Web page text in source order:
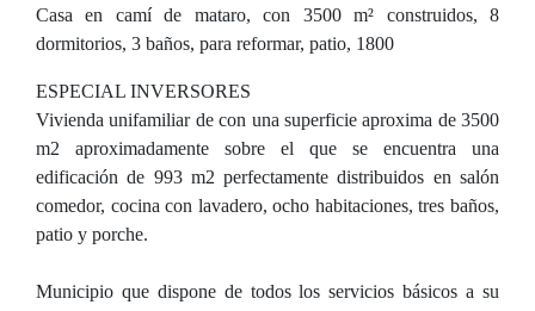
Casa en camí de mataro, con 3500 m² construidos, 8
dormitorios, 3 baños, para reformar, patio, 1800
ESPECIAL INVERSORES
Vivienda unifamiliar de con una superficie aproxima de 3500
m2 aproximadamente sobre el que se encuentra una
edificación de 993 m2 perfectamente distribuidos en salón
comedor, cocina con lavadero, ocho habitaciones, tres baños,
patio y porche.
Municipio que dispone de todos los servicios básicos a su